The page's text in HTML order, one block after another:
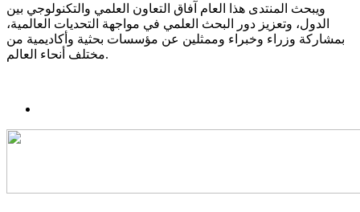
ويبحث المنتدى هذا العام آفاق التعاون العلمي والتكنولوجي بين
الدول، وتعزيز دور البحث العلمي في مواجهة التحديات العالمية،
بمشاركة وزراء وخبراء وممثلين عن مؤسسات بحثية وأكاديمية من
مختلف أنحاء العالم.